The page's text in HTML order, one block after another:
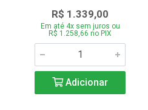
R$ 1.339,00
Em até 4x sem juros ou
R$ 1.258,66 no PIX
Adicionar